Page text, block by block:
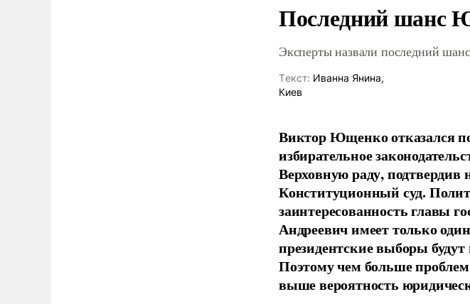
Последний шанс
Эксперты назвали последний
Tекст: Иванна Янина,
Киев
Виктор Ющенко отказался
избирательное
Верховную раду, подтвердив
Конституционный суд.
заинтересованность главы
Андреевич имеет только
президентские выборы
Поэтому чем больше проблем
выше вероятность